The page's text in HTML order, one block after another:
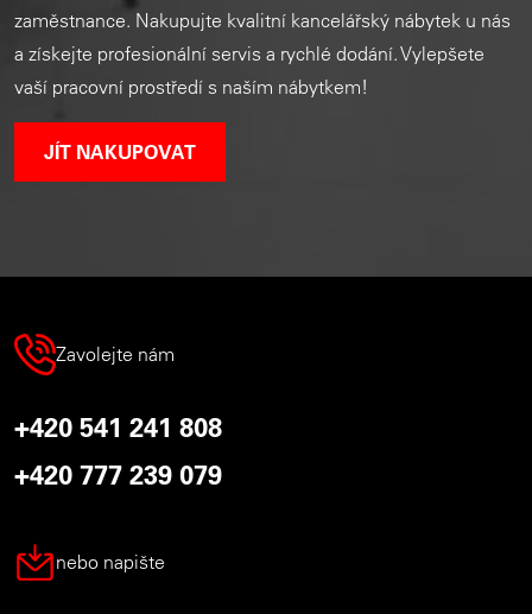
zaměstnance. Nakupujte kvalitní kancelářský nábytek u nás
a získejte profesionální servis a rychlé dodání. Vylepšete
vaší pracovní prostředí s naším nábytkem!
JÍT NAKUPOVAT
Zavolejte nám
+420 541 241 808
+420 777 239 079
nebo napište